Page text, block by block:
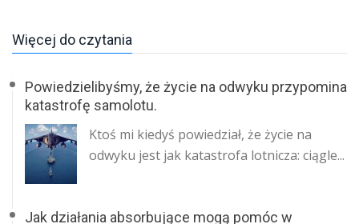
Więcej do czytania
Powiedzielibyśmy, że życie na odwyku przypomina
katastrofę samolotu.
Ktoś mi kiedyś powiedział, że życie na
odwyku jest jak katastrofa lotnicza: ciągle...
Jak działania absorbujące mogą pomóc w